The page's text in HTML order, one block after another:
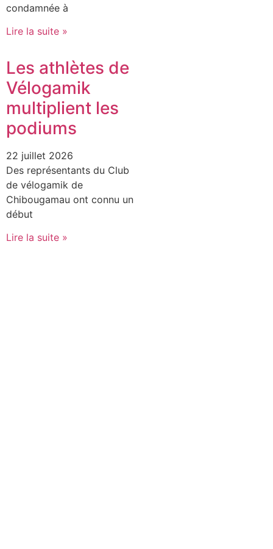
condamnée à
Lire la suite »
Les athlètes de
Vélogamik
multiplient les
podiums
22 juillet 2026
Des représentants du Club
de vélogamik de
Chibougamau ont connu un
début
Lire la suite »